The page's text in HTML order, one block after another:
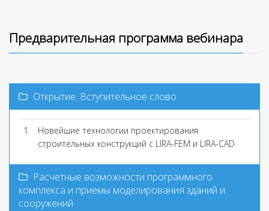
Предварительная программа вебинара
Открытие. Вступительное слово
1
Новейшие технологии проектирования
строительных конструкций с LIRA-FEM и LIRA-CAD
Расчетные возможности программного
комплекса и приемы моделирования зданий и
сооружений